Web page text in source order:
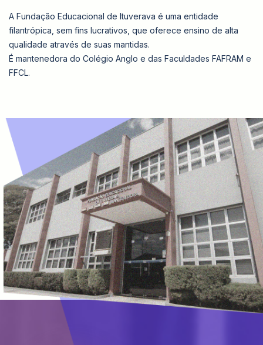
A Fundação Educacional de Ituverava é uma entidade
filantrópica, sem fins lucrativos, que oferece ensino de alta
qualidade através de suas mantidas.
É mantenedora do Colégio Anglo e das Faculdades FAFRAM e
FFCL.